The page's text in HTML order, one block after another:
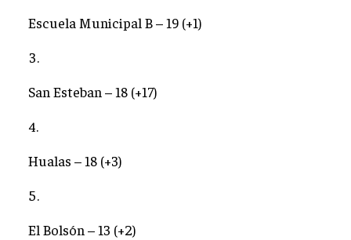
Escuela Municipal B – 19 (+1)
San Esteban – 18 (+17)
Hualas – 18 (+3)
El Bolsón – 13 (+2)